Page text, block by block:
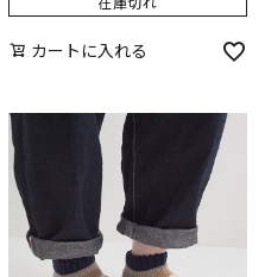
カートに入れる